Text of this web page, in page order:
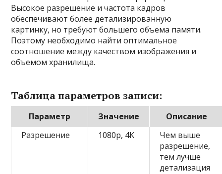
Высокое разрешение и частота кадров
обеспечивают более детализированную
картинку, но требуют большего объема памяти.
Поэтому необходимо найти оптимальное
соотношение между качеством изображения и
объемом хранилища.
Таблица параметров записи:
Параметр Значение
Описание
Разрешение
1080p, 4K
Чем выше
разрешение,
тем лучше
детализация